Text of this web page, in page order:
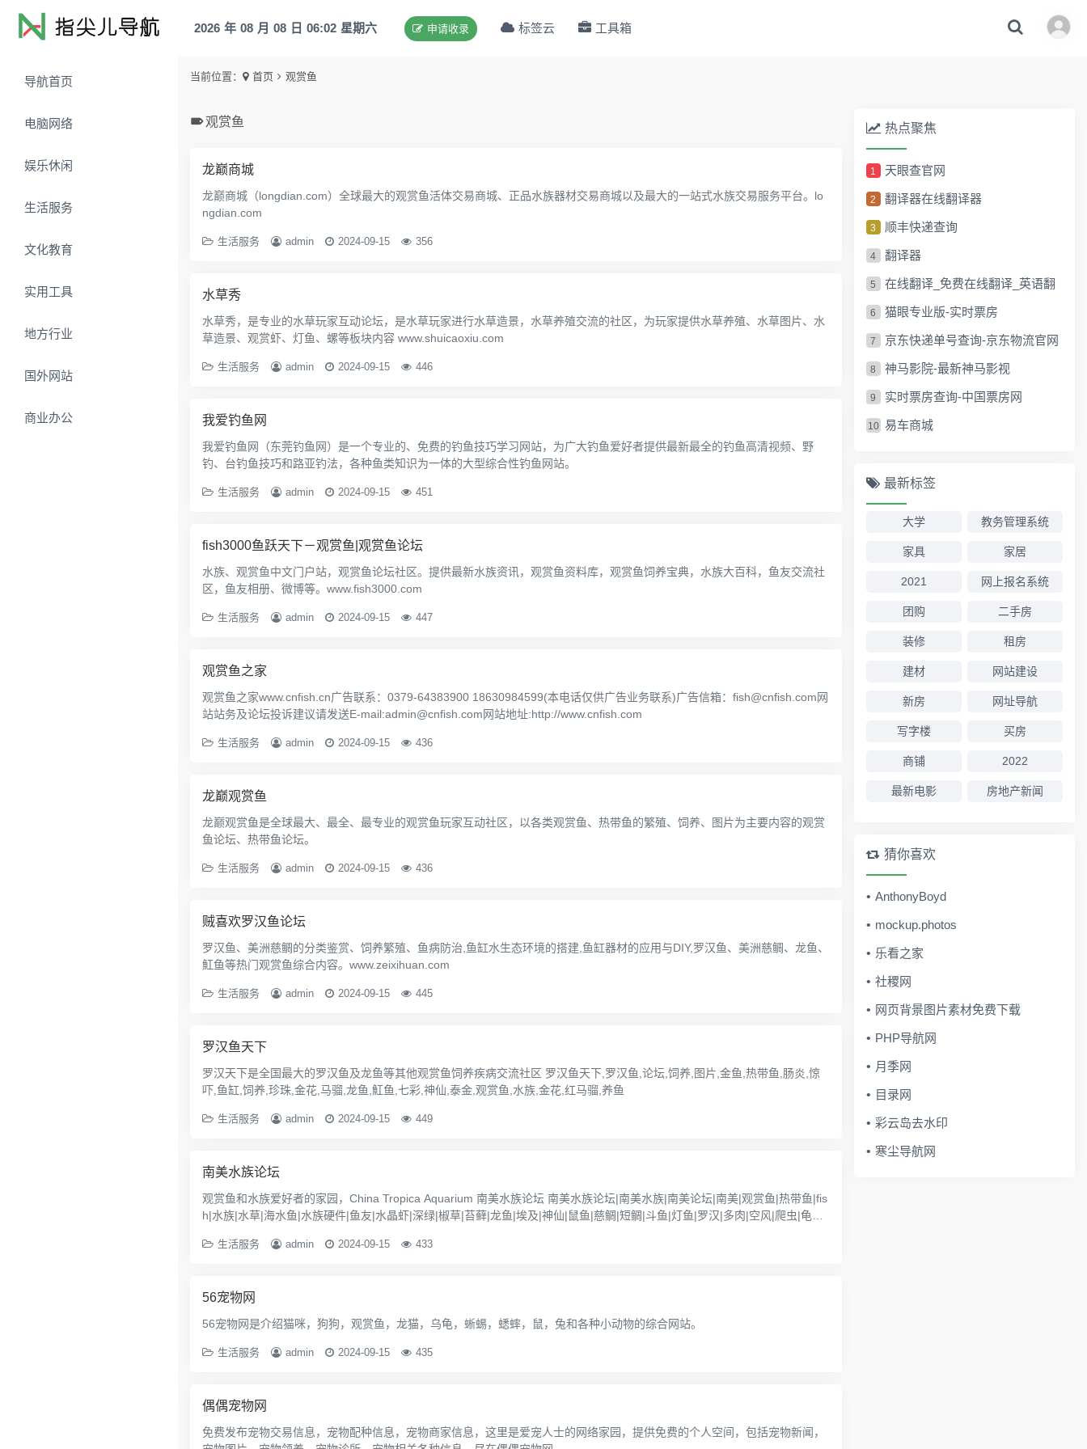
导航首页
电脑网络
娱乐休闲
生活服务
文化教育
实用工具
地方行业
国外网站
商业办公
2026 年 08 月 08 日 06:02 星期六 申请收录 标签云 工具箱
当前位置： 首页 观赏鱼
观赏鱼
龙巅商城
龙巅商城（longdian.com）全球最大的观赏鱼活体交易商城、正品水族器材交易商城以及最大的一站式水族交易服务平台。lo
ngdian.com
生活服务 admin 2024-09-15 356
水草秀
水草秀，是专业的水草玩家互动论坛，是水草玩家进行水草造景，水草养殖交流的社区，为玩家提供水草养殖、水草图片、水
草造景、观赏虾、灯鱼、螺等板块内容 www.shuicaoxiu.com
生活服务 admin 2024-09-15 446
我爱钓鱼网
我爱钓鱼网（东莞钓鱼网）是一个专业的、免费的钓鱼技巧学习网站，为广大钓鱼爱好者提供最新最全的钓鱼高清视频、野
钓、台钓鱼技巧和路亚钓法，各种鱼类知识为一体的大型综合性钓鱼网站。
生活服务 admin 2024-09-15 451
fish3000鱼跃天下－观赏鱼|观赏鱼论坛
水族、观赏鱼中文门户站，观赏鱼论坛社区。提供最新水族资讯，观赏鱼资料库，观赏鱼饲养宝典，水族大百科，鱼友交流社
区，鱼友相册、微博等。www.fish3000.com
生活服务 admin 2024-09-15 447
观赏鱼之家
观赏鱼之家www.cnfish.cn广告联系：0379-64383900 18630984599(本电话仅供广告业务联系)广告信箱：fish@cnfish.com网
站站务及论坛投诉建议请发送E-mail:admin@cnfish.com网站地址:http://www.cnfish.com
生活服务 admin 2024-09-15 436
龙巅观赏鱼
龙巅观赏鱼是全球最大、最全、最专业的观赏鱼玩家互动社区，以各类观赏鱼、热带鱼的繁殖、饲养、图片为主要内容的观赏
鱼论坛、热带鱼论坛。
生活服务 admin 2024-09-15 436
贼喜欢罗汉鱼论坛
罗汉鱼、美洲慈鲷的分类鉴赏、饲养繁殖、鱼病防治,鱼缸水生态环境的搭建,鱼缸器材的应用与DIY,罗汉鱼、美洲慈鲷、龙鱼、
魟鱼等热门观赏鱼综合内容。www.zeixihuan.com
生活服务 admin 2024-09-15 445
罗汉鱼天下
罗汉天下是全国最大的罗汉鱼及龙鱼等其他观赏鱼饲养疾病交流社区 罗汉鱼天下,罗汉鱼,论坛,饲养,图片,金鱼,热带鱼,肠炎,惊
吓,鱼缸,饲养,珍珠,金花,马骝,龙鱼,魟鱼,七彩,神仙,泰金,观赏鱼,水族,金花,红马骝,养鱼
生活服务 admin 2024-09-15 449
南美水族论坛
观赏鱼和水族爱好者的家园，China Tropica Aquarium 南美水族论坛 南美水族论坛|南美水族|南美论坛|南美|观赏鱼|热带鱼|fis
h|水族|水草|海水鱼|水族硬件|鱼友|水晶虾|深绿|椒草|苔藓|龙鱼|埃及|神仙|鼠鱼|慈鲷|短鲷|斗鱼|灯鱼|罗汉|多肉|空风|爬虫|龟bb
生活服务 admin 2024-09-15 433
56宠物网
56宠物网是介绍猫咪，狗狗，观赏鱼，龙猫，乌龟，蜥蜴，蟋蟀，鼠，兔和各种小动物的综合网站。
生活服务 admin 2024-09-15 435
偶偶宠物网
免费发布宠物交易信息，宠物配种信息，宠物商家信息，这里是爱宠人士的网络家园，提供免费的个人空间，包括宠物新闻，
热点聚焦
1 天眼查官网
2 翻译器在线翻译器
3 顺丰快递查询
4 翻译器
5 在线翻译_免费在线翻译_英语翻
译_汉程网
6 猫眼专业版-实时票房
7 京东快递单号查询-京东物流官网
8 神马影院-最新神马影视
9 实时票房查询-中国票房网
10 易车商城
最新标签
大学 教务管理系统
家具 家居
2021 网上报名系统
团购 二手房
装修 租房
建材 网站建设
新房 网址导航
写字楼 买房
商铺 2022
最新电影 房地产新闻
猜你喜欢
AnthonyBoyd
mockup.photos
乐看之家
社稷网
网页背景图片素材免费下载
PHP导航网
月季网
目录网
彩云岛去水印
寒尘导航网